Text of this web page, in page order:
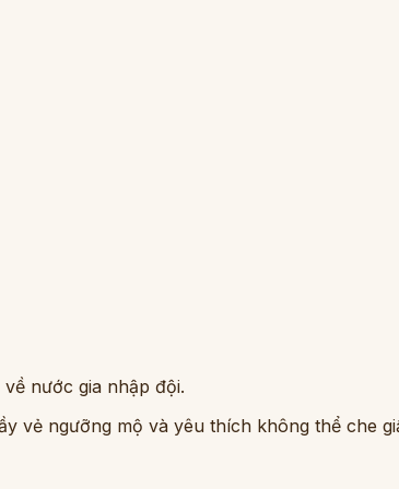
nước gia nhập đội.
vẻ ngưỡng mộ và yêu thích không thể che